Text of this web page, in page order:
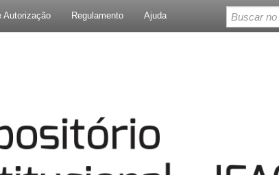
Autorização Regulamento Ajuda